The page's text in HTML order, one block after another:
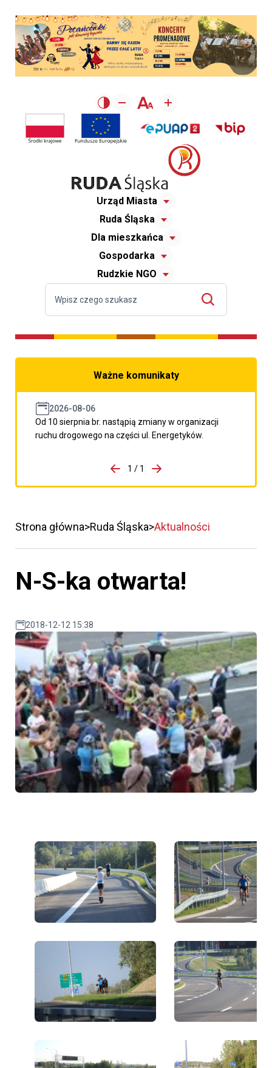
Urząd Miasta
Ruda Śląska
Dla mieszkańca
Gospodarka
Rudzkie NGO
Ważne komunikaty
2026-08-06
Od 10 sierpnia br. nastąpią zmiany w organizacji
ruchu drogowego na części ul. Energetyków.
porzpedniego komunikatu
1 / 1
Przejdź do następnego
Strona główna Ruda Śląska Aktualności
N-S-ka otwarta!
2018-12-12 15:38